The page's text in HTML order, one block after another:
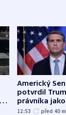
Americký
potvrdil
právníka jako
ministra
12:53 před 40 m